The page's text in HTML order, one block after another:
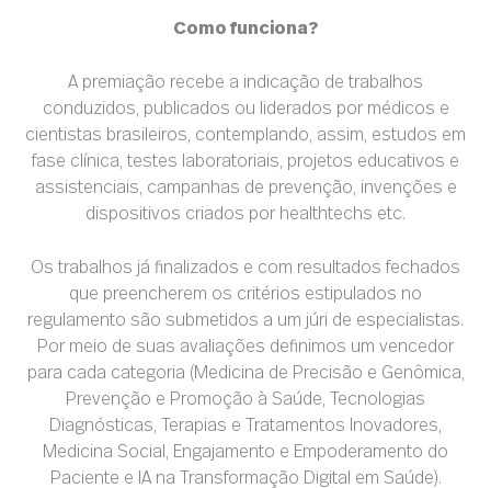
Como funciona?
A premiação recebe a indicação de trabalhos
conduzidos, publicados ou liderados por médicos e
cientistas brasileiros, contemplando, assim, estudos em
fase clínica, testes laboratoriais, projetos educativos e
assistenciais, campanhas de prevenção, invenções e
dispositivos criados por healthtechs etc.
Os trabalhos já finalizados e com resultados fechados
que preencherem os critérios estipulados no
regulamento são submetidos a um júri de especialistas.
Por meio de suas avaliações definimos um vencedor
para cada categoria (Medicina de Precisão e Genômica,
Prevenção e Promoção à Saúde, Tecnologias
Diagnósticas, Terapias e Tratamentos Inovadores,
Medicina Social, Engajamento e Empoderamento do
Paciente e IA na Transformação Digital em Saúde).